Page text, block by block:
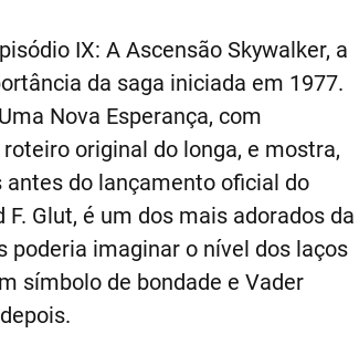
IX: A Ascensão Skywalker, a
da saga iniciada em 1977.
Nova Esperança, com
original do longa, e mostra,
do lançamento oficial do
Glut, é um dos mais adorados da
poderia imaginar o nível dos laços
símbolo de bondade e Vader